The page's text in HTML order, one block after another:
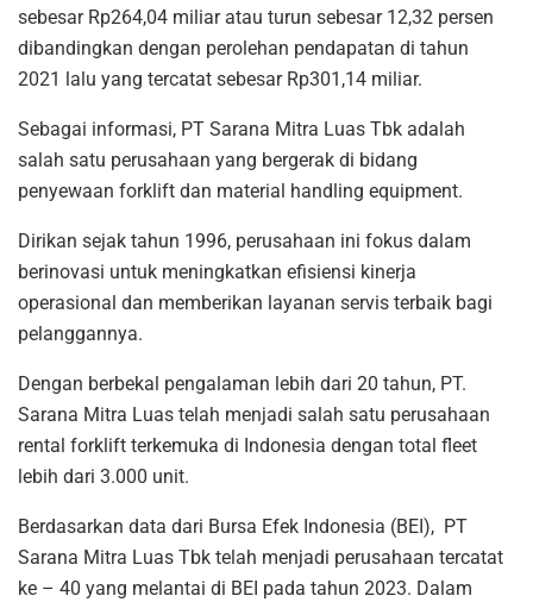
sebesar Rp264,04 miliar atau turun sebesar 12,32 persen
dibandingkan dengan perolehan pendapatan di tahun
2021 lalu yang tercatat sebesar Rp301,14 miliar.
Sebagai informasi, PT Sarana Mitra Luas Tbk adalah
salah satu perusahaan yang bergerak di bidang
penyewaan forklift dan material handling equipment.
Dirikan sejak tahun 1996, perusahaan ini fokus dalam
berinovasi untuk meningkatkan efisiensi kinerja
operasional dan memberikan layanan servis terbaik bagi
pelanggannya.
Dengan berbekal pengalaman lebih dari 20 tahun, PT.
Sarana Mitra Luas telah menjadi salah satu perusahaan
rental forklift terkemuka di Indonesia dengan total fleet
lebih dari 3.000 unit.
Berdasarkan data dari Bursa Efek Indonesia (BEI), PT
Sarana Mitra Luas Tbk telah menjadi perusahaan tercatat
ke – 40 yang melantai di BEI pada tahun 2023. Dalam